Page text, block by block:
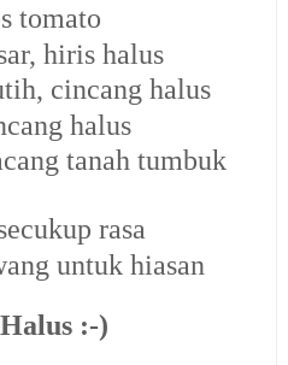
tomato
hiris halus
cincang halus
halus
tanah tumbuk
rasa
untuk hiasan
:-)